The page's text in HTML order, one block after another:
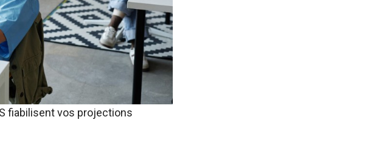
fiabilisent vos projections